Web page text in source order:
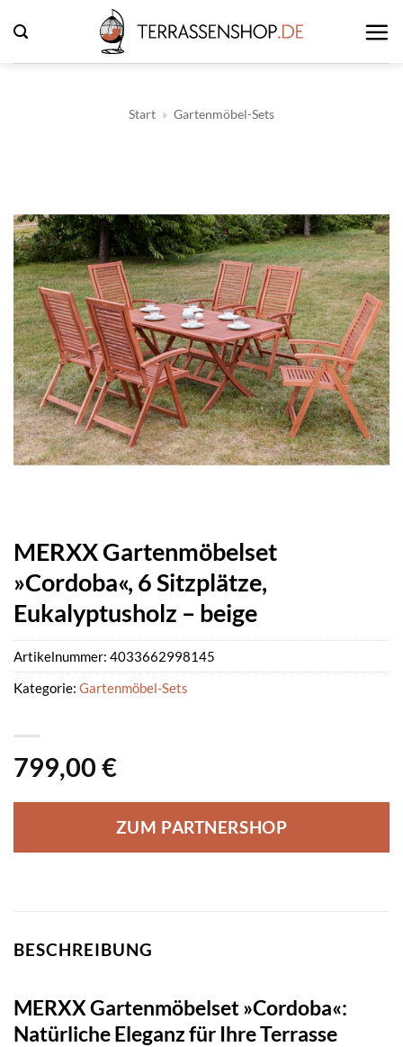
Inhalt
springen
Start » Gartenmöbel-Sets
MERXX Gartenmöbelset
»Cordoba«, 6 Sitzplätze,
Eukalyptusholz – beige
799,00 €
ZUM PARTNERSHOP
Artikelnummer: 4033662998145
Kategorie: Gartenmöbel-Sets
BESCHREIBUNG
MERXX Gartenmöbelset »Cordoba«:
Natürliche Eleganz für Ihre Terrasse